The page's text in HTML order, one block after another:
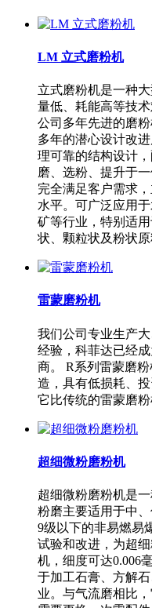
LM 立式磨粉机
立式磨粉机是一种
量低、耗能高等技
公司多年先进的磨
多年的潜心设计改
理可靠的结构设计
磨、选粉、提升于
完全满足客户需求
水平。可广泛应用
矿等行业，特别适
状、颗粒状及粉状
雷蒙磨粉机
我们公司专业生产
经验，科菲达已经
商。 R系列雷蒙磨
造，具有低损耗、
它比传统的雷蒙磨粉
超细微粉磨粉机
超细微粉磨粉机是
粉磨主要适用于中
9级以下的非易燃易
试验和改进，为超
机，细度可达0.006
于加工石膏、方解
业。与气流磨相比